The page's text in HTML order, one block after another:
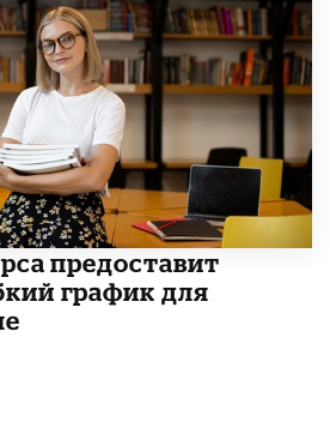
предоставит
график для